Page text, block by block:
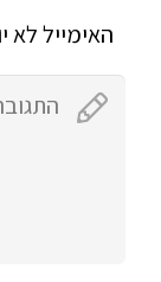
האימייל לא